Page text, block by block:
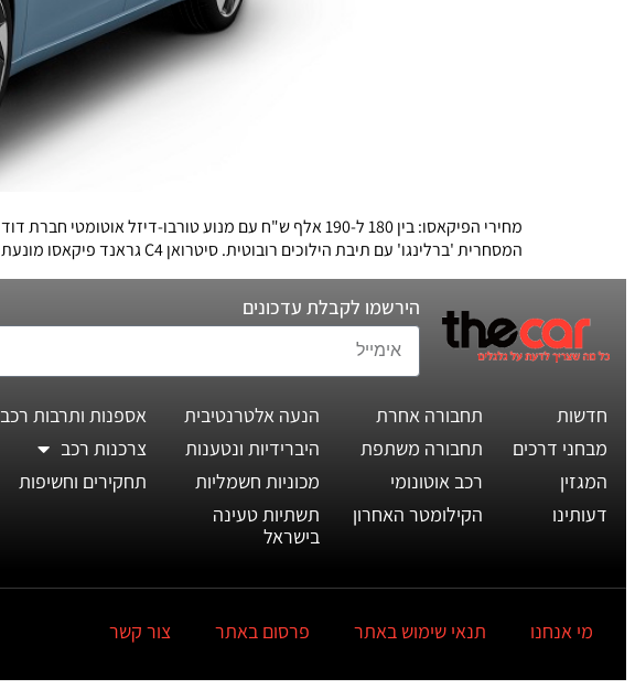
המסחרית 'ברלינגו' עם תיבת הילוכים רובוטית. סיטרואן C4 גראנד פיקאסו מונעת באמצעות מנוע טורבו דיזל בנפח 2.0 ליטר שמספק 150 כ"ס. זהו אחד ממנועי הדיזל המתקדמים […]
הירשמו לקבלת עדכונים
חדשות
מבחני דרכים
המגזין
דעותינו
תחבורה אחרת
תחבורה משתפת
רכב אוטונומי
הקילומטר האחרון
הנעה אלטרנטיבית
היברידיות ונטענות
מכוניות חשמליות
תשתיות טעינה
בישראל
אספנות ותרבות רכב
צרכנות רכב
תחקירים וחשיפות
מי אנחנו תנאי שימוש באתר פרסום באתר צור קשר